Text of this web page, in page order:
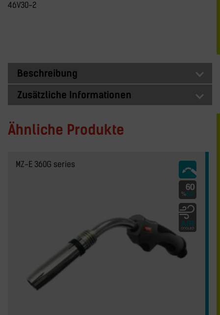
46V30-2
Beschreibung
Zusätzliche Informationen
Ähnliche Produkte
MZ-E 360G series